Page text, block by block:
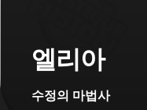
엘리아
수정의 마법사